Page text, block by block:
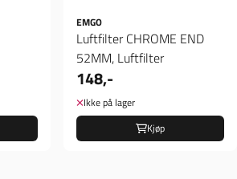
EMGO
Luftfilter CHROME END
52MM, Luftfilter
148,-
Ikke på lager
Kjøp